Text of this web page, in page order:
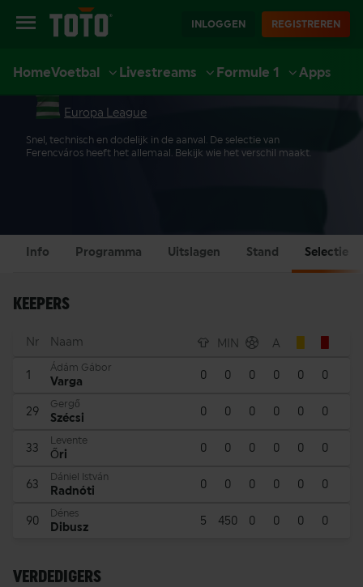
INLOGGEN REGISTREREN
HomeVoetbal Livestreams Formule 1 Apps
FERENCVÁROS SELECTIE
Europa League
Snel, technisch en dodelijk in de aanval. De selectie van
Ferencváros heeft het allemaal. Bekijk wie het verschil maakt.
Info Programma Uitslagen Stand Selectie
KEEPERS
Nr Naam MIN A
1
Ádám Gábor
Varga 0 0 0 0 0 0
29
Gergő
Szécsi 0 0 0 0 0 0
33
Levente
Őri 0 0 0 0 0 0
63
Dániel István
Radnóti 0 0 0 0 0 0
90
Dénes
Dibusz 5 450 0 0 0 0
VERDEDIGERS